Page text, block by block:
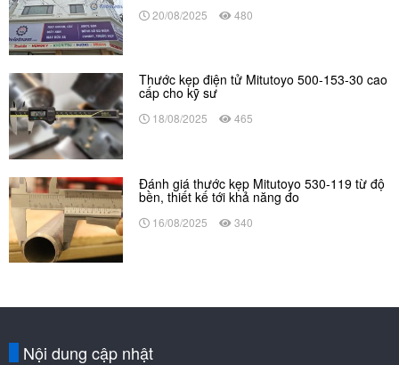
20/08/2025 480
Thước kẹp điện tử Mitutoyo 500-153-30 cao
cấp cho kỹ sư
18/08/2025 465
Đánh giá thước kẹp Mitutoyo 530-119 từ độ
bền, thiết kế tới khả năng đo
16/08/2025 340
Nội dung cập nhật